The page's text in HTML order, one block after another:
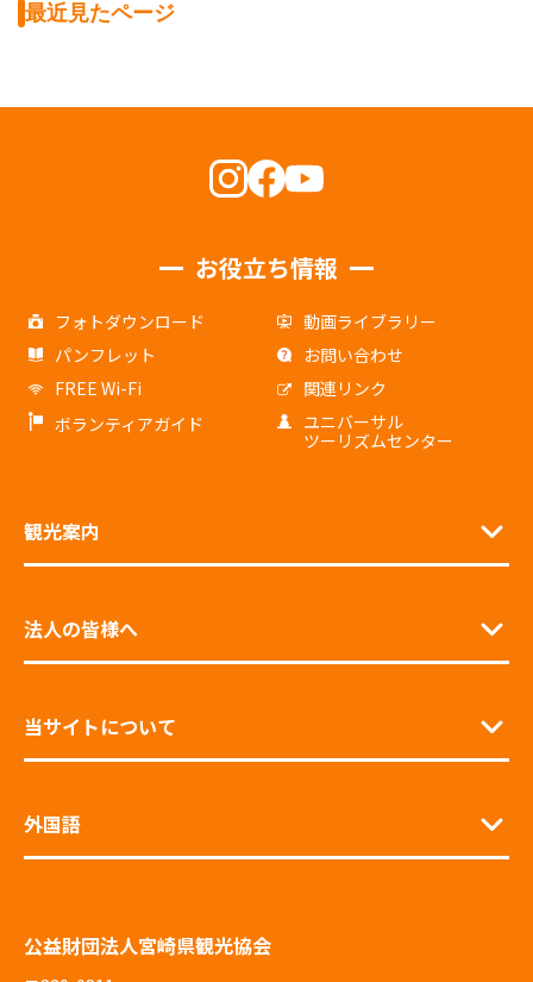
最近見たページ
お役立ち情報
フォトダウンロード
動画ライブラリー
パンフレット
お問い合わせ
FREE Wi-Fi
関連リンク
ボランティアガイド
ユニバーサル
ツーリズムセンター
観光案内
法人の皆様へ
当サイトについて
外国語
公益財団法人宮崎県観光協会